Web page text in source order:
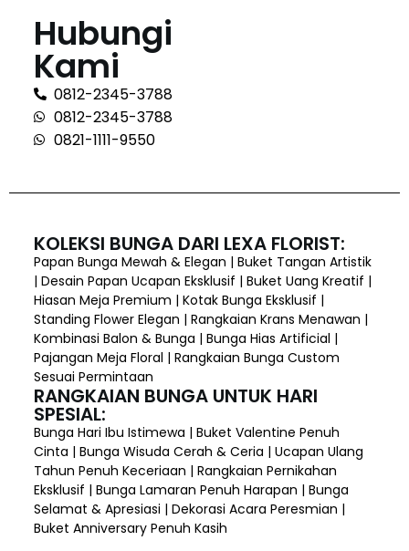
Hubungi
Kami
0812-2345-3788
0812-2345-3788
0821-1111-9550
KOLEKSI BUNGA DARI LEXA FLORIST:
Papan Bunga Mewah & Elegan | Buket Tangan Artistik
| Desain Papan Ucapan Eksklusif | Buket Uang Kreatif |
Hiasan Meja Premium | Kotak Bunga Eksklusif |
Standing Flower Elegan | Rangkaian Krans Menawan |
Kombinasi Balon & Bunga | Bunga Hias Artificial |
Pajangan Meja Floral | Rangkaian Bunga Custom
Sesuai Permintaan
RANGKAIAN BUNGA UNTUK HARI
SPESIAL:
Bunga Hari Ibu Istimewa | Buket Valentine Penuh
Cinta | Bunga Wisuda Cerah & Ceria | Ucapan Ulang
Tahun Penuh Keceriaan | Rangkaian Pernikahan
Eksklusif | Bunga Lamaran Penuh Harapan | Bunga
Selamat & Apresiasi | Dekorasi Acara Peresmian |
Buket Anniversary Penuh Kasih